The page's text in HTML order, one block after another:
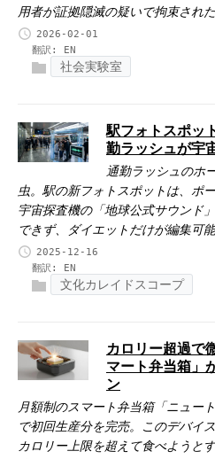
用者が証拠隠滅の疑いで拘束された
2026-02-01
翻訳: EN
社会実験室
駅フォトスポッ
勤ラッシュが宇
通勤ラッシュのホ
虫。駅の新フォトスポットは、ポ
宇宙探査機の「地球公式サウンド
できず、ダイエットだけが編集可能
2025-12-16
翻訳: EN
文化カレイドスコープ
カロリー超過で
マート弁当箱」
ン
月額制のスマート弁当箱「ニュー
で初回生産分を完売。このデバイ
カロリー上限を超えて食べようと